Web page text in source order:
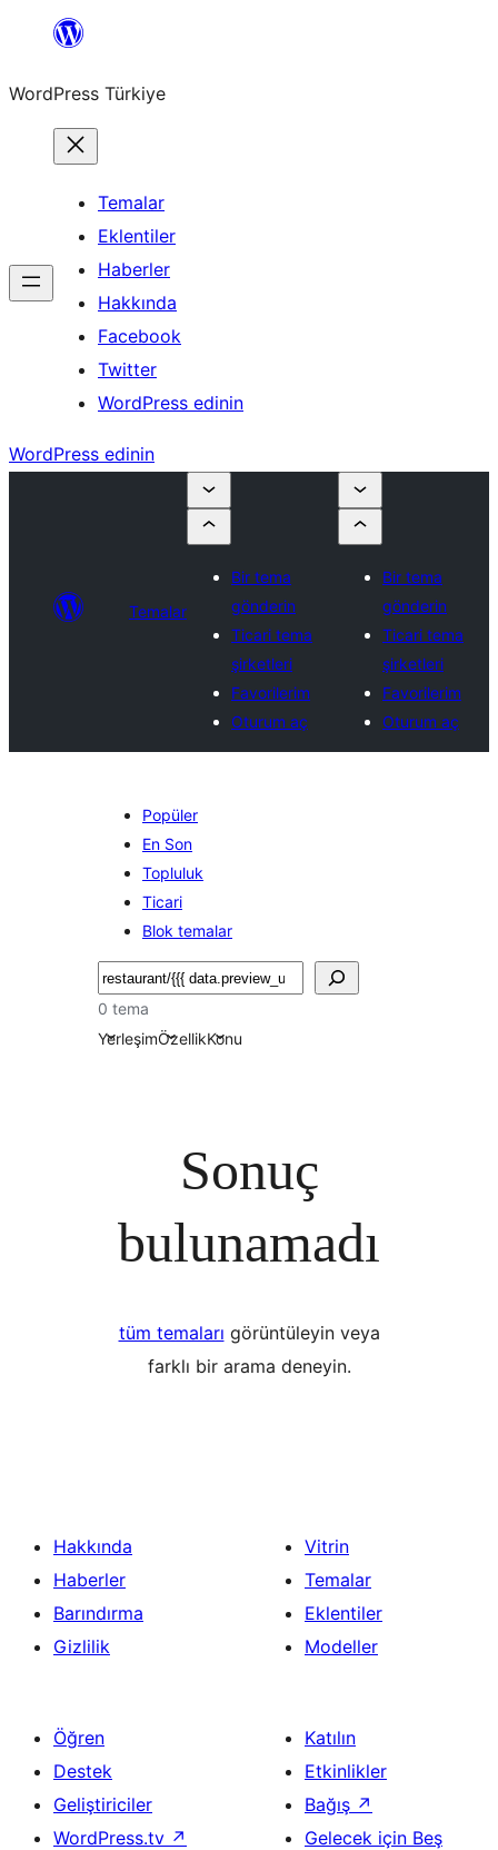
İçeriğe
WordPress Türkiye
Temalar
Eklentiler
Haberler
Hakkında
Facebook
Twitter
WordPress edinin
WordPress edinin
Temalar
Bir tema
gönderin
Ticari tema
şirketleri
Favorilerim
Oturum aç
Bir tema
gönderin
Ticari tema
şirketleri
Favorilerim
Oturum aç
Popüler
En Son
Topluluk
Ticari
Blok temalar
Ara
0 tema
YerleşimÖzellikKonu
Sonuç
bulunamadı
tüm temaları görüntüleyin veya
farklı bir arama deneyin.
Hakkında
Haberler
Barındırma
Gizlilik
Vitrin
Temalar
Eklentiler
Modeller
Öğren
Destek
Geliştiriciler
WordPress.tv ↗
Katılın
Etkinlikler
Bağış ↗
Gelecek için Beş